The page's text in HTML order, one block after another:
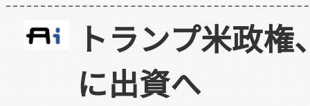
トランプ米政
に出資へ